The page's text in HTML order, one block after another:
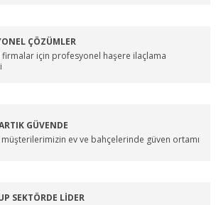
ÇÖZÜMLER
firmalar için profesyonel haşere ilaçlama
GÜVENDE
ev ve bahçelerinde güven ortamı
SEKTÖRDE LİDER